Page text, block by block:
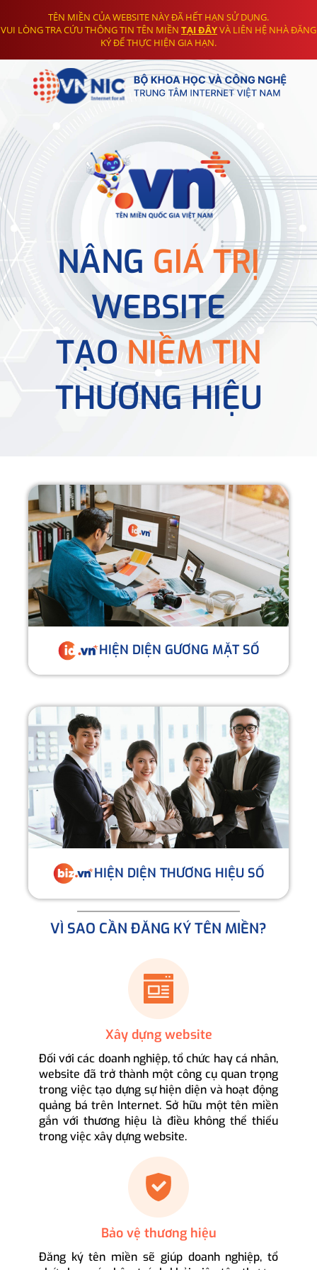
TÊN MIỀN CỦA WEBSITE NÀY ĐÃ HẾT HẠN SỬ DỤNG.
VUI LÒNG TRA CỨU THÔNG TIN TÊN MIỀN TẠI ĐÂYVÀ LIÊN HỆ NHÀ ĐĂNG
KÝ ĐỂ THỰC HIỆN GIA HẠN.
NÂNG GIÁ TRỊ
WEBSITE
TẠONIỀM TIN
THƯƠNG HIỆU
HIỆN DIỆN GƯƠNG MẶT SỐ
HIỆN DIỆN THƯƠNG HIỆU SỐ
VÌ SAO CẦN ĐĂNG KÝ TÊN MIỀN?
Xây dựng website
Đối với các doanh nghiệp, tổ chức hay cá nhân,
website đã trở thành một công cụ quan trọng
trong việc tạo dựng sự hiện diện và hoạt động
quảng bá trên Internet. Sở hữu một tên miền
gắn với thương hiệu là điều không thể thiếu
trong việc xây dựng website.
Bảo vệ thương hiệu
Đăng ký tên miền sẽ giúp doanh nghiệp, tổ